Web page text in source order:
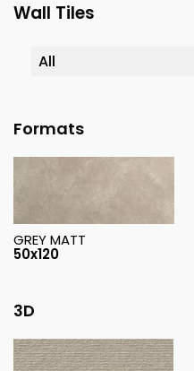
Wall Tiles
Formats
GREY MATT
50x120
3D